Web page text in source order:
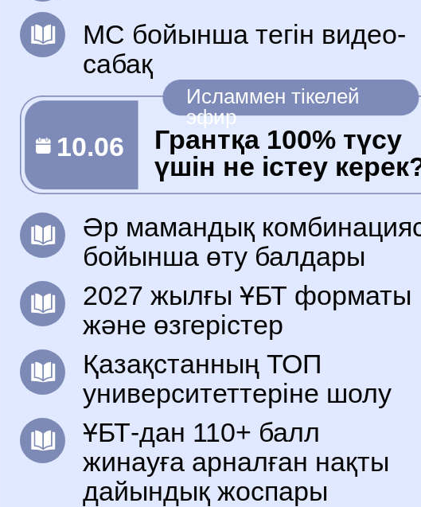
МС бойынша тегін видео-
сабақ
Әр мамандық
бойынша өту балдары
2027 жылғы ҰБТ форматы
және өзгерістер
Қазақстанның ТОП
университеттеріне шолу
ҰБТ-дан 110+ балл
жинауға арналған нақты
дайындық жоспары
10.06
Грантқа 100% түсу
үшін не істеу
Исламмен тікелей
эфир